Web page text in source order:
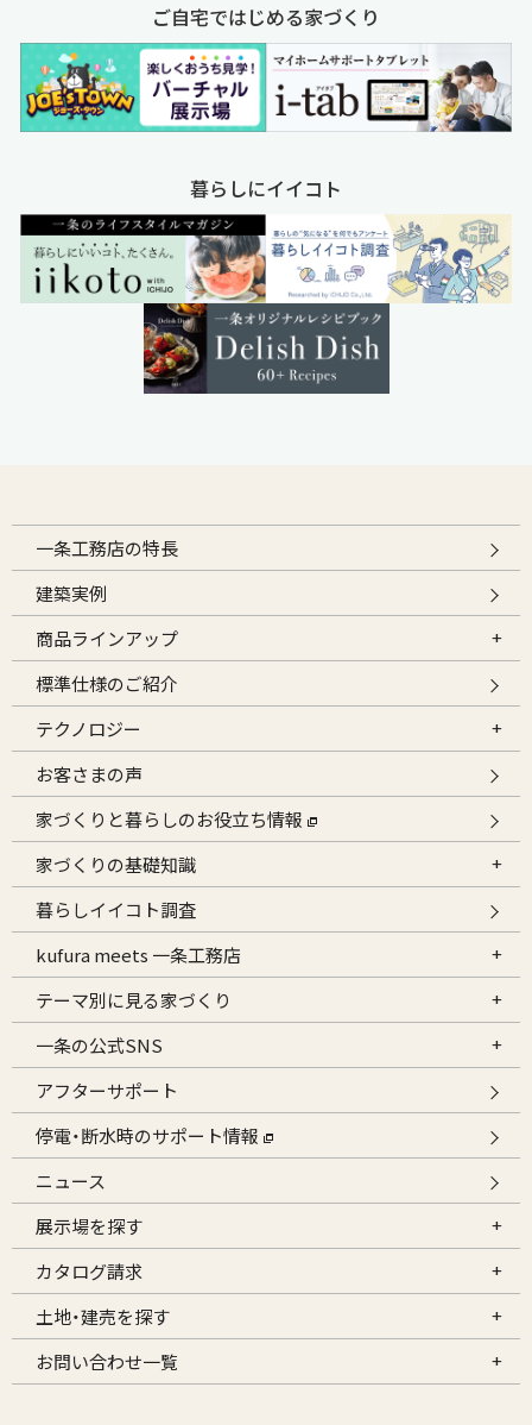
ご自宅ではじめる家づくり
暮らしにイイコト
一条工務店の特長
建築実例
商品ラインアップ
標準仕様のご紹介
テクノロジー
お客さまの声
家づくりと暮らしのお役立ち情報
家づくりの基礎知識
暮らしイイコト調査
kufura meets 一条工務店
テーマ別に見る家づくり
一条の公式SNS
アフターサポート
停電・断水時のサポート情報
ニュース
展示場を探す
カタログ請求
土地・建売を探す
お問い合わせ一覧